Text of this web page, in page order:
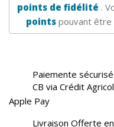
points de fidélité .
pointspouvant être
Paiemente
CB via Crédit
Apple Pay
Livraison Offerte